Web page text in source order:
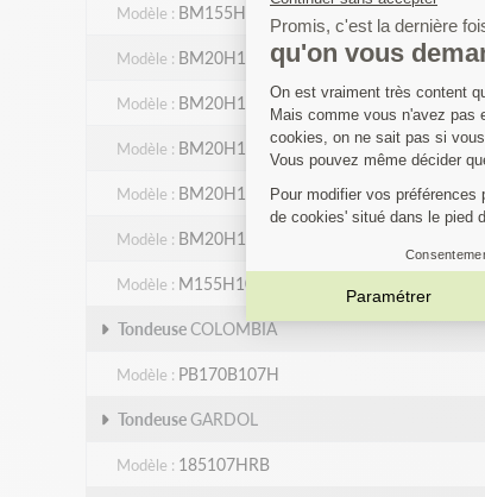
Modèle BM155H107RBK 96061010801 (2008-08)
Modèle BM20H107RBK 96061010801 (2008-08)
Modèle BM20H107RBK 96061010802 (2010-03)
Modèle BM20H107RBK 96061010803 (2010-02)
Modèle BM20H107RBK 96061010804 (2010-02)
Modèle BM20H107RBK 96061010805 (2010-04)
Modèle
M155H107RBK 96061010605 (2010-04)
TondeuseCOLOMBIA
Modèle
PB170B107H
TondeuseGARDOL
Modèle
185107HRB